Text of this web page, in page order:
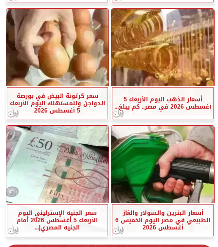
أسعار الذهب اليوم الأربعاء 5
أغسطس 2026 في مصر.. كم يبلغ...
سعر كرتونة البيض في بورصة
الدواجن وللمستهلك اليوم الأربعاء
5 أغسطس 2026
أسعار البنزين والسولار والغاز
الطبيعي في مصر اليوم الخميس 6
أغسطس 2026
سعر الجنيه الإسترليني اليوم
الأربعاء 5 أغسطس 2026 أمام
الجنيه المصري|...